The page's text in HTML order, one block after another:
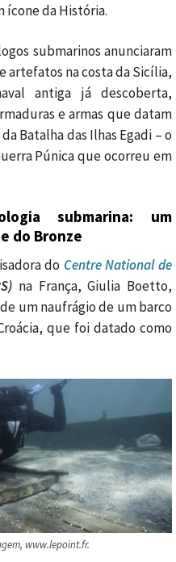
ícone da História.
submarinos anunciaram
artefatos na costa da Sicília,
antiga já descoberta,
e armas que datam
Batalha das Ilhas Egadi – o
Púnica que ocorreu em
submarina: um
do Bronze
do Centre National de
na França, Giulia Boetto,
um naufrágio de um barco
que foi datado como
www.lepoint.fr.